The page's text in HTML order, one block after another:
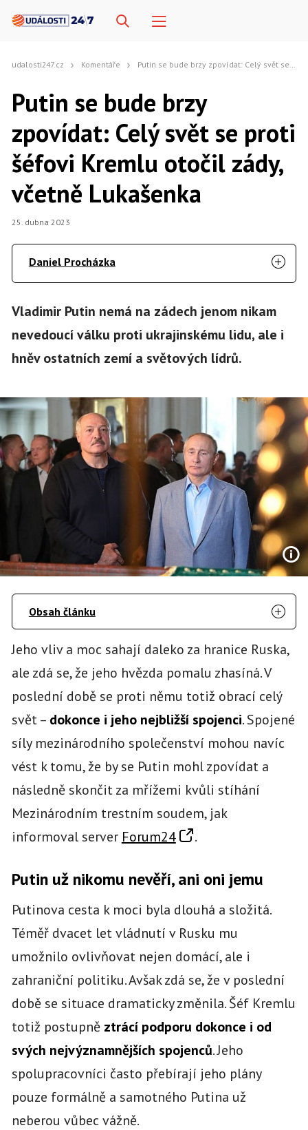
udalosti247.cz Komentáře Putin se bude brzy zpovídat: Celý svět se proti šéfovi Kremlu otočil zády, včetně Lukašenka
Putin se bude brzy
zpovídat: Celý svět se proti
šéfovi Kremlu otočil zády,
včetně Lukašenka
25. dubna 2023
Daniel Procházka
Vladimir Putin nemá na zádech jenom nikam
nevedoucí válku proti ukrajinskému lidu, ale i
hněv ostatních zemí a světových lídrů.
Obsah článku
Jeho vliv a moc sahají daleko za hranice Ruska,
ale zdá se, že jeho hvězda pomalu zhasíná. V
poslední době se proti němu totiž obrací celý
svět – dokonce i jeho nejbližší spojenci. Spojené
síly mezinárodního společenství mohou navíc
vést k tomu, že by se Putin mohl zpovídat a
následně skončit za mřížemi kvůli stíhání
Mezinárodním trestním soudem, jak
informoval server Forum24 .
Putin už nikomu nevěří, ani oni jemu
Putinova cesta k moci byla dlouhá a složitá.
Téměř dvacet let vládnutí v Rusku mu
umožnilo ovlivňovat nejen domácí, ale i
zahraniční politiku. Avšak zdá se, že v poslední
době se situace dramaticky změnila. Šéf Kremlu
totiž postupně ztrácí podporu dokonce i od
svých nejvýznamnějších spojenců. Jeho
spolupracovníci často přebírají jeho plány
pouze formálně a samotného Putina už
neberou vůbec vážně.